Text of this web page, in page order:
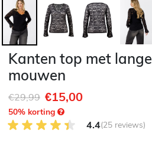
Kanten top met lange
mouwen
Afgeprijsd van
€29,99naar
€15,00
50% korting
4.4 van 5 Klantenbeoordeling
4.4(25 reviews)